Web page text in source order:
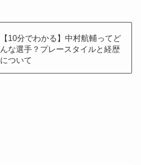
【10分でわかる】中村航輔ってど
んな選手？プレースタイルと経歴
について